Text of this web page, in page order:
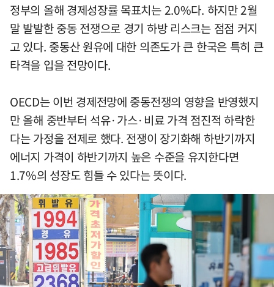
정부의 올해 경제성장률 목표치는 2.0%다. 하지만 2월
말 발발한 중동 전쟁으로 경기 하방 리스크는 점점 커지
고 있다. 중동산 원유에 대한 의존도가 큰 한국은 특히 큰
타격을 입을 전망이다.
OECD는 이번 경제전망에 중동전쟁의 영향을 반영했지
만 올해 중반부터 석유·가스·비료 가격 점진적 하락한
다는 가정을 전제로 했다. 전쟁이 장기화해 하반기까지
에너지 가격이 하반기까지 높은 수준을 유지한다면
1.7%의 성장도 힘들 수 있다는 뜻이다.